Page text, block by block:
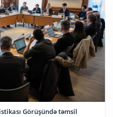
Görüşündə təmsil